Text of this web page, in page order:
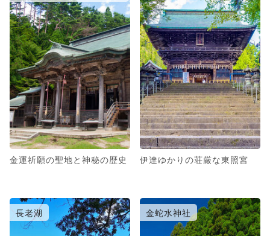
金運祈願の聖地と神秘の歴史 伊達ゆかりの荘厳な東照宮
長老湖 金蛇水神社